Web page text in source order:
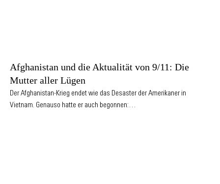
Afghanistan und die Aktualität von 9/11: Die
Mutter aller Lügen
Der Afghanistan-Krieg endet wie das Desaster der Amerikaner in
Vietnam. Genauso hatte er auch begonnen:…